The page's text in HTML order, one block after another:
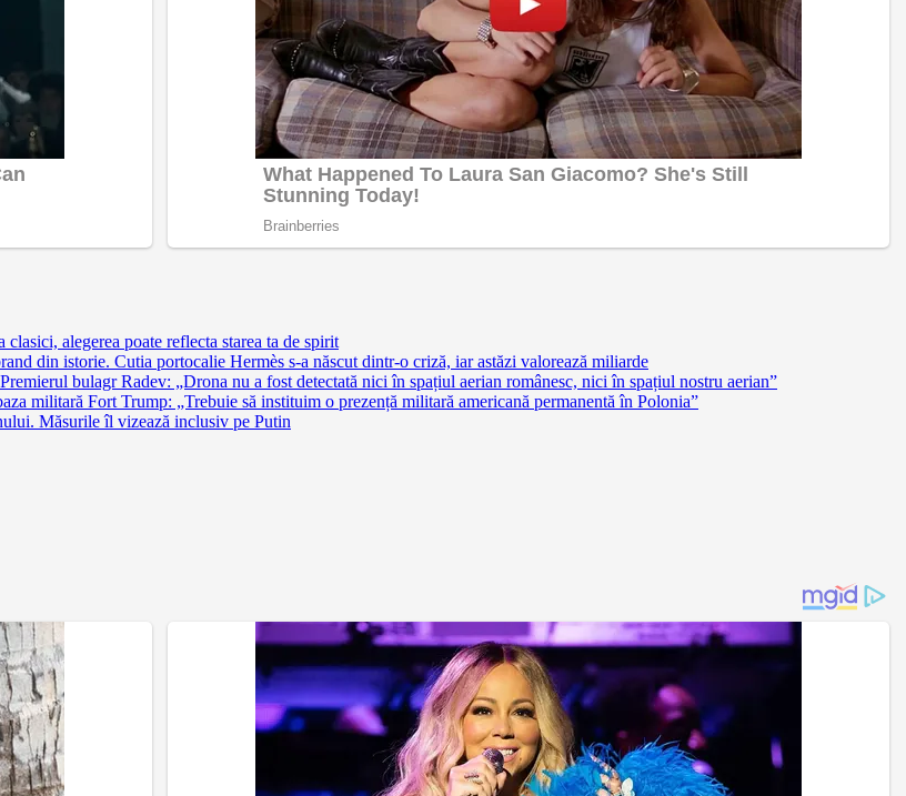
alegerea poate reflecta starea ta de spirit
din istorie. Cutia portocalie Hermès s-a născut dintr-o criză, iar astăzi valorează miliarde
bulagr Radev: „Drona nu a fost detectată nici în spațiul aerian românesc, nici în spațiul nostru aerian”
militară Fort Trump: „Trebuie să instituim o prezență militară americană permanentă în Polonia”
Măsurile îl vizează inclusiv pe Putin